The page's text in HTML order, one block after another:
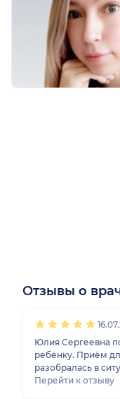
край)
Отзывы о
Юлия Сергеевна
ребёнку. Приём
разобралась в
рекомендации.
Перейти к отзыву